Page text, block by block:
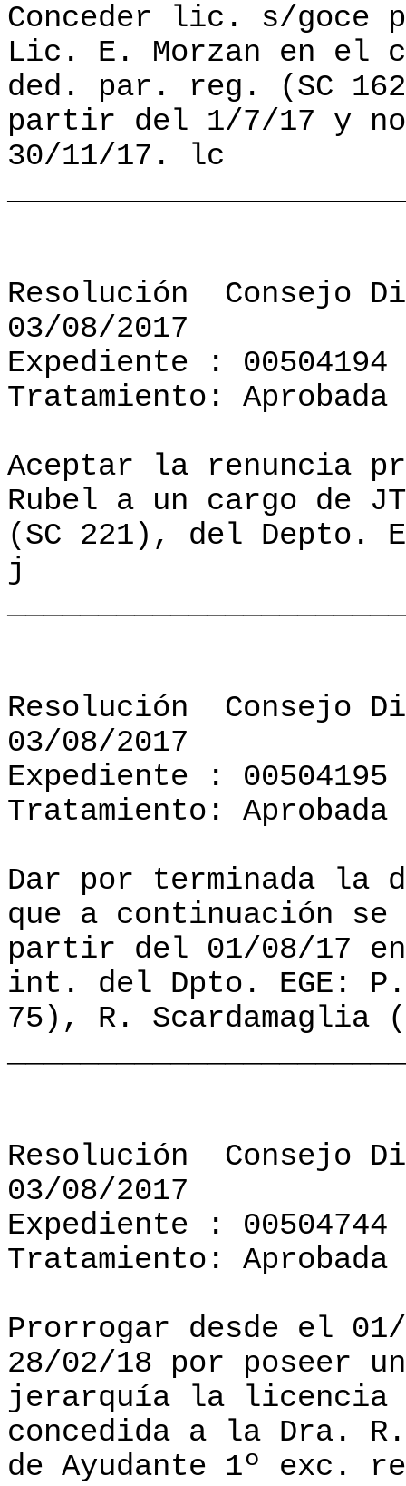
Conceder lic. s/goce
Lic. E. Morzan en el
ded. par. reg. (SC
partir del 1/7/17 y
30/11/17. lc
Resolución
Consejo
03/08/2017
Expediente : 00504194
Tratamiento: Aprobada
Aceptar la renuncia
Rubel a un cargo de
(SC 221), del Depto.
j
Resolución
Consejo
03/08/2017
Expediente : 00504195
Tratamiento: Aprobada
Dar por terminada la
que a continuación
partir del 01/08/17
int. del Dpto. EGE:
75), R. Scardamaglia
Resolución
Consejo
03/08/2017
Expediente : 00504744
Tratamiento: Aprobada
Prorrogar desde el
28/02/18 por poseer
jerarquía la licencia
concedida a la Dra.
de Ayudante 1º exc.